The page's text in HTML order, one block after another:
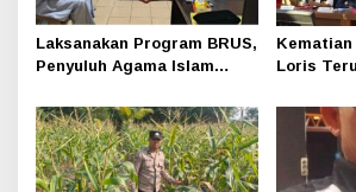
Laksanakan Program BRUS,
Penyuluh Agama Islam
1
Loris